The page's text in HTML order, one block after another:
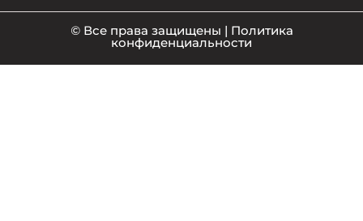
© Все права защищены | Политика
конфиденциальности